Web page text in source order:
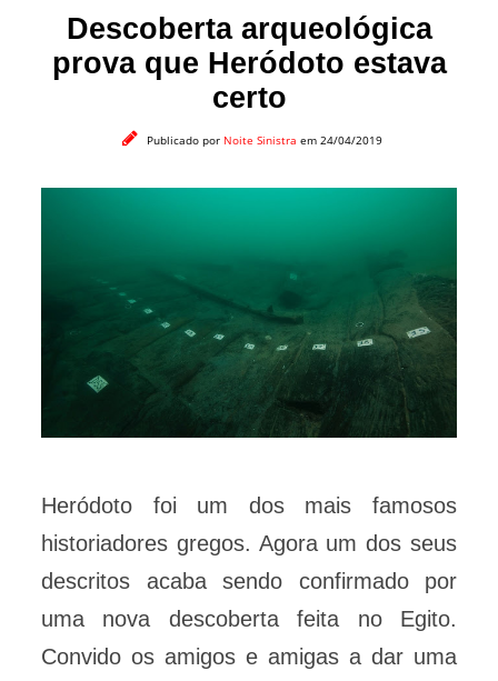
Descoberta arqueológica
prova que Heródoto estava
certo
Publicado por Noite Sinistra em 24/04/2019
Heródoto foi um dos mais famosos
historiadores gregos. Agora um dos seus
descritos acaba sendo confirmado por
uma nova descoberta feita no Egito.
Convido os amigos e amigas a dar uma